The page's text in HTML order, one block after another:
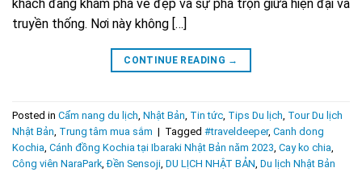
khách đang khám phá vẻ đẹp và sự pha trộn giữa hiện đại và
truyền thống. Nơi này không […]
CONTINUE READING →
Posted in Cẩm nang du lịch Nhật Bản Tin tức Tips Du lịch Tour Du lịch
Nhật Bản Trung tâm mua sắm | Tagged #traveldeeper, Canh dong
Kochia Cánh đồng Kochia tại Ibaraki Nhật Bản năm 2023 Cay ko chia
Công viên NaraPark ,Đền Sensoji DU LỊCH NHẬT BẢN Du lịch Nhật Bản